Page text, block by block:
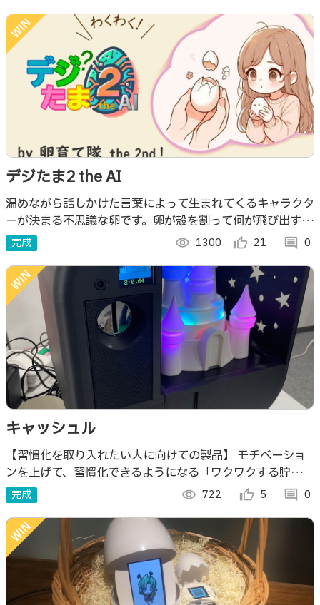
デジたま2 the AI
温めながら話しかけた言葉によって生まれてくるキャラクタ
ーが決まる不思議な卵です。卵が殻を割って何が飛び出すか
な？ 「卵を温めて何が出で来るかワクワクしよう！」
完成 visibility 1300 thumb_up_alt 21 comment 0
キャッシュル
【習慣化を取り入れたい人に向けての製品】 モチベーショ
ンを上げて、習慣化できるようになる「ワクワクする貯金
箱」
完成 visibility 722 thumb_up_alt 5 comment 0